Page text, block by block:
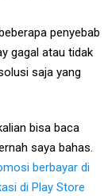
penyebab
gagal atau tidak
saja yang
bisa baca
saya bahas.
berbayar di
di Play Store